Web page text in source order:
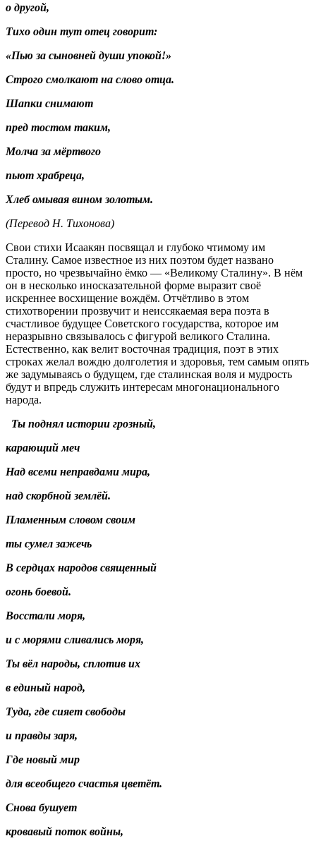
о другой,
Тихо один тут отец говорит:
«Пью за сыновней души упокой!»
Строго смолкают на слово отца.
Шапки снимают
пред тостом таким,
Молча за мёртвого
пьют храбреца,
Хлеб омывая вином золотым.
(Перевод Н. Тихонова)
Свои стихи Исаакян посвящал и глубоко чтимому им
Сталину. Самое известное из них поэтом будет названо
просто, но чрезвычайно ёмко — «Великому Сталину». В нём
он в несколько иносказательной форме выразит своё
искреннее восхищение вождём. Отчётливо в этом
стихотворении прозвучит и неиссякаемая вера поэта в
счастливое будущее Советского государства, которое им
неразрывно связывалось с фигурой великого Сталина.
Естественно, как велит восточная традиция, поэт в этих
строках желал вождю долголетия и здоровья, тем самым опять
же задумываясь о будущем, где сталинская воля и мудрость
будут и впредь служить интересам многонационального
народа.
Ты поднял истории грозный,
карающий меч
Над всеми неправдами мира,
над скорбной землёй.
Пламенным словом своим
ты сумел зажечь
В сердцах народов священный
огонь боевой.
Восстали моря,
и с морями сливались моря,
Ты вёл народы, сплотив их
в единый народ,
Туда, где сияет свободы
и правды заря,
Где новый мир
для всеобщего счастья цветёт.
Снова бушует
кровавый поток войны,